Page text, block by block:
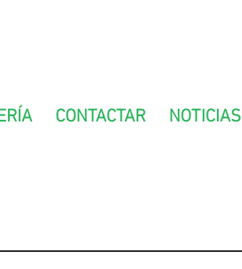
CONTACTAR NOTICIAS